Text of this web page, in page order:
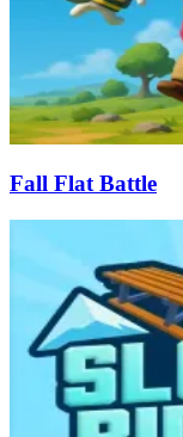
Fall Flat Battle